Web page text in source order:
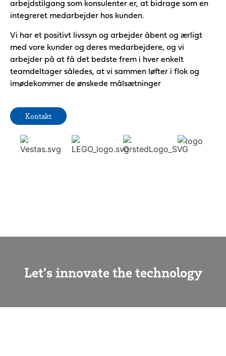
arbejdstilgang som konsulenter er, at bidrage som en
integreret medarbejder hos kunden.
Vi har et positivt livssyn og arbejder åbent og ærligt
med vore kunder og deres medarbejdere, og vi
arbejder på at få det bedste frem i hver enkelt
teamdeltager således, at vi sammen løfter i flok og
imødekommer de ønskede målsætninger
Kontakt
Let’s innovate the technology